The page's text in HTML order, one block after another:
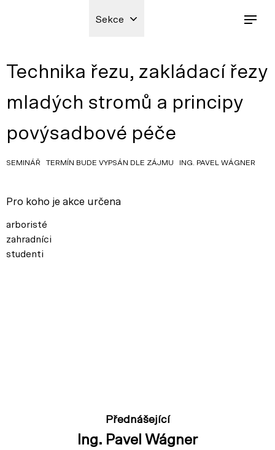
Sekce
Technika řezu, zakládací řezy
mladých stromů a principy
povýsadbové péče
SEMINÁŘ TERMÍN BUDE VYPSÁN DLE ZÁJMU ING. PAVEL WÁGNER
Přednášející
Ing. Pavel Wágner
Pro koho je akce určena
arboristé
zahradníci
studenti